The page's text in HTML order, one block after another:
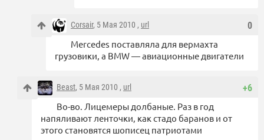
0
Corsair, 5 Мая 2010 , url
Mercedes поставляла для вермахта
грузовики, а BMW — авиационные двигатели
+6
Beast, 5 Мая 2010 , url
Во-во. Лицемеры долбаные. Раз в год
напяливают ленточки, как стадо баранов и от
этого становятся шописец патриотами